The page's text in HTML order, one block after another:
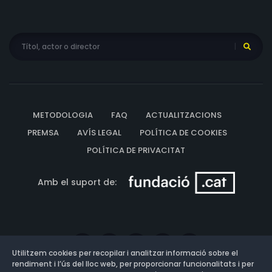
METODOLOGIA FAQ
ACTUALITZACIONS
PREMSA
AVÍS LEGAL
POLÍTICA DE COOKIES
POLÍTICA DE PRIVACITAT
Amb el suport de:
Utilitzem cookies per recopilar i analitzar informació sobre el
rendiment i l’ús del lloc web, per proporcionar funcionalitats i per